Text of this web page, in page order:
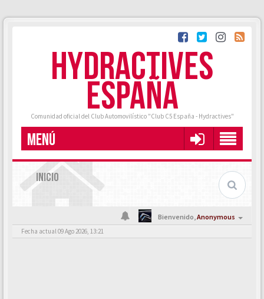
HYDRACTIVES
ESPAÑA
Comunidad oficial del Club Automovilístico "Club C5 España - Hydractives"
MENÚ
INICIO
Bienvenido,Anonymous
Fecha actual 09 Ago 2026, 13:21